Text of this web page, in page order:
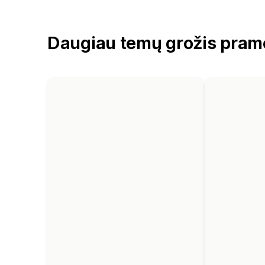
Daugiau temų grožis